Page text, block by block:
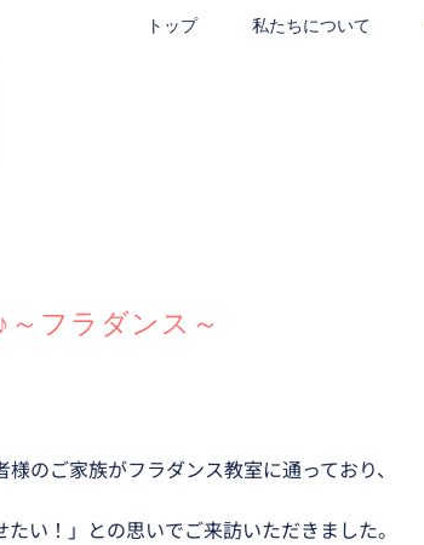
トップ 私たちについて
フラダンス～
のご家族がフラダンス教室に通っており、
たい！」との思いでご来訪いただきました。